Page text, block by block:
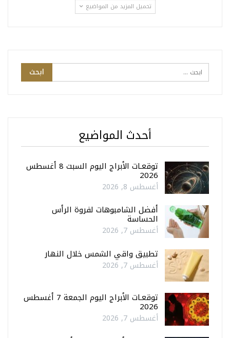
تحميل المزيد من المواضيع
أحدث المواضيع
توقعـات الأبراج اليوم السبت 8 أغسطس
2026
أغسطس 8, 2026
أفضل الشامبوهات لفروة الرأس
الحساسة
أغسطس 7, 2026
تطبيق واقي الشمس خلال النهار
أغسطس 7, 2026
توقعـات الأبراج اليوم الجمعة 7 أغسطس
2026
أغسطس 7, 2026